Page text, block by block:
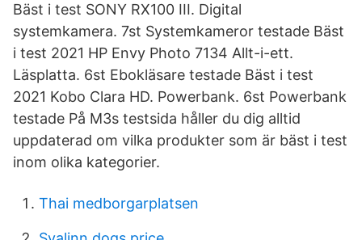
Bäst i test SONY RX100 III. Digital
systemkamera. 7st Systemkameror testade Bäst
i test 2021 HP Envy Photo 7134 Allt-i-ett.
Läsplatta. 6st Ebokläsare testade Bäst i test
2021 Kobo Clara HD. Powerbank. 6st Powerbank
testade På M3s testsida håller du dig alltid
uppdaterad om vilka produkter som är bäst i test
inom olika kategorier.
Thai medborgarplatsen